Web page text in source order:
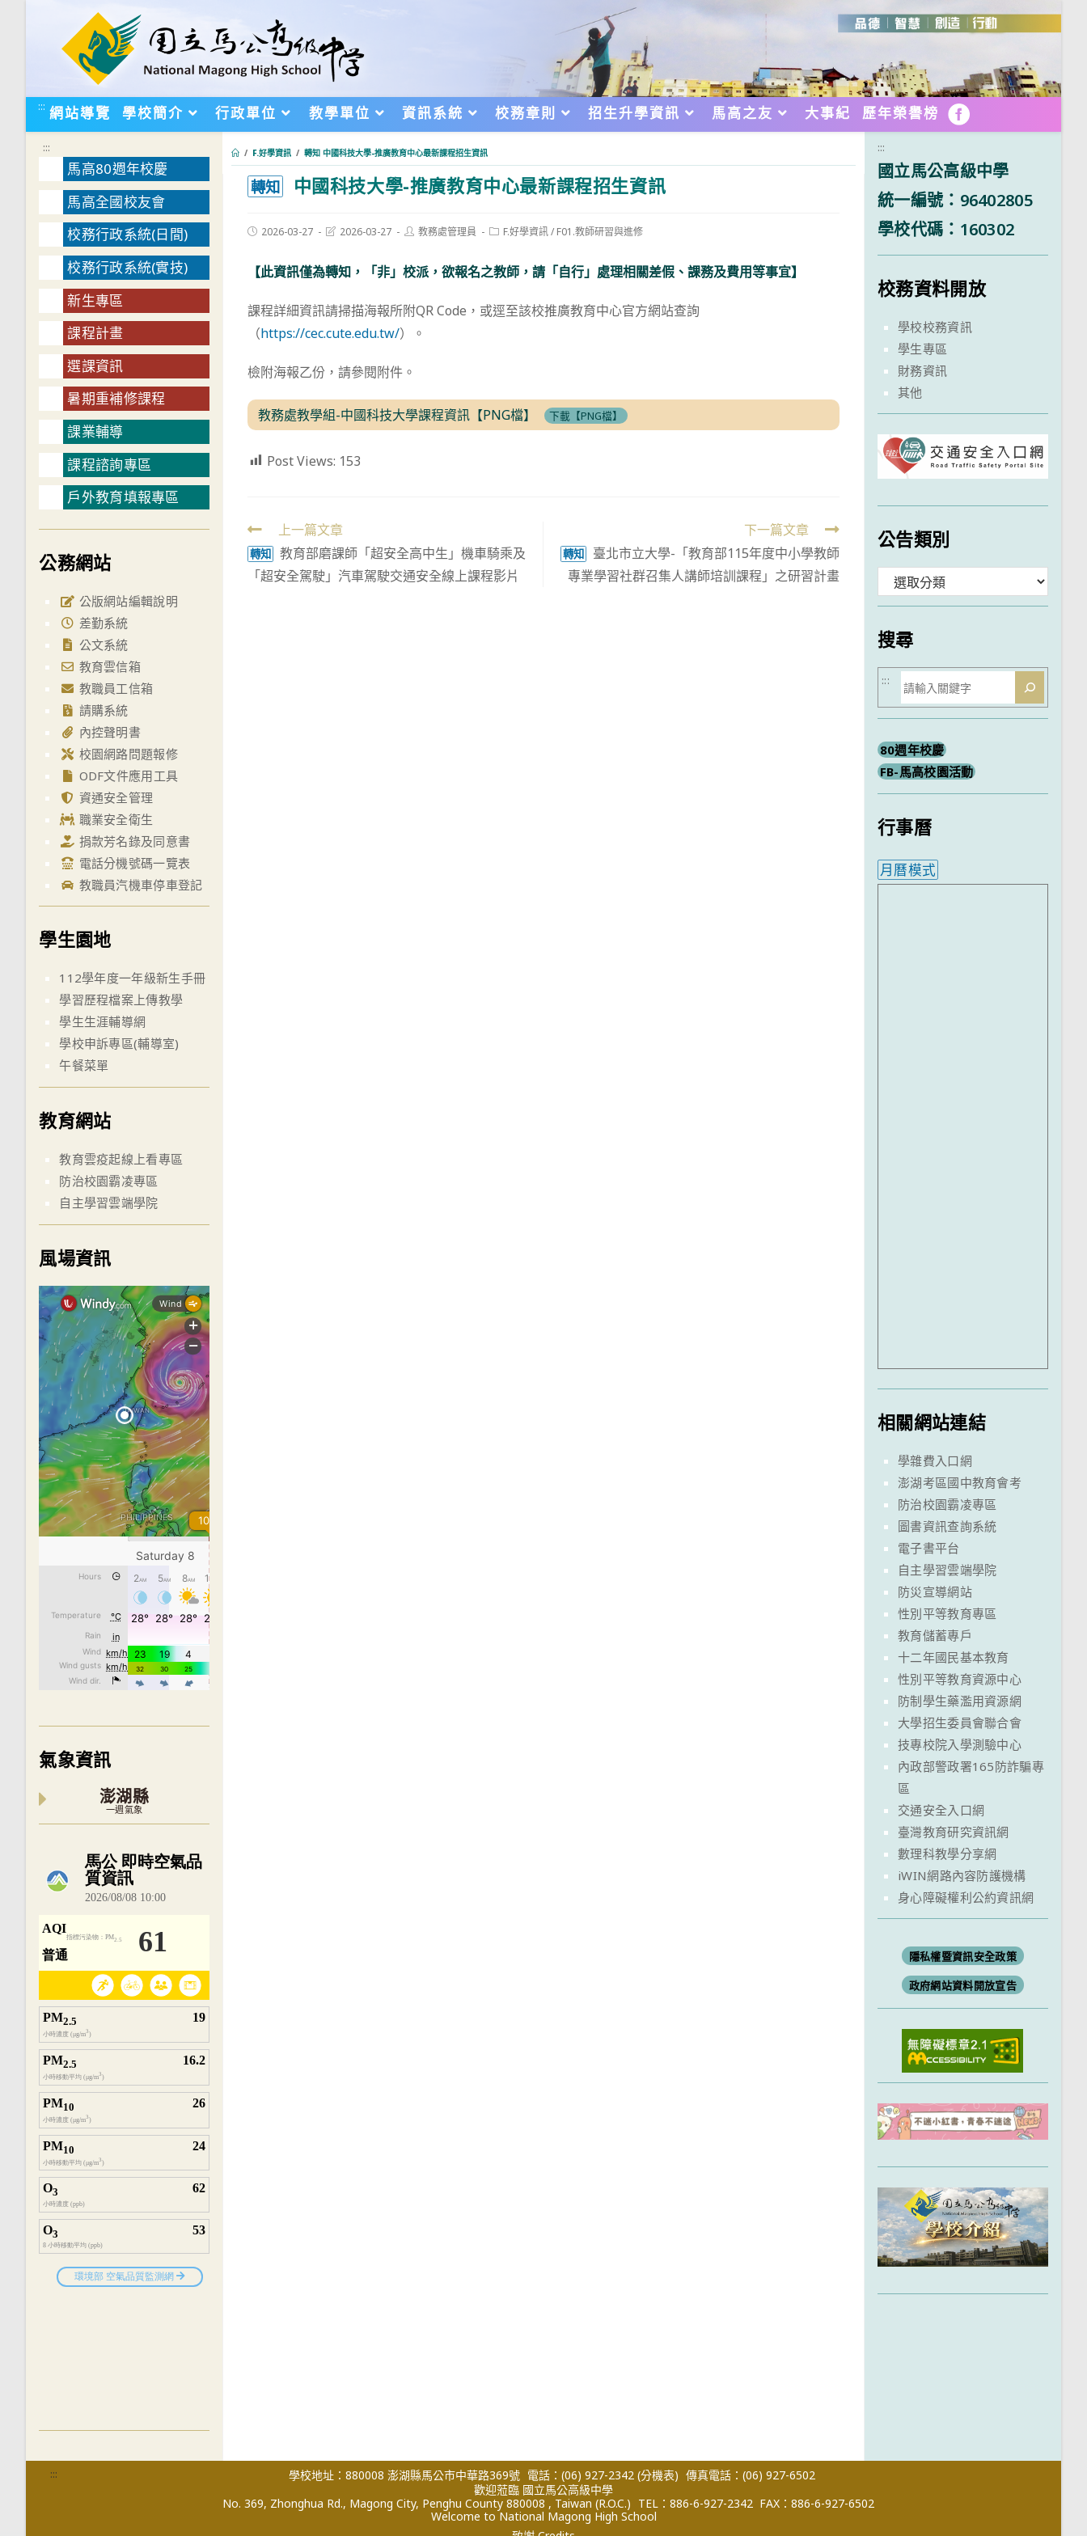
::: 網站導覽 學校簡介 行政單位 教學單位 資訊系統 校務章則 招生升學資訊 馬高之友 大事紀 歷年榮譽榜 FB
/ F.好學資訊 / 轉知 中國科技大學-推廣教育中心最新課程招生資訊
轉知 中國科技大學-推廣教育中心最新課程招生資訊
Post2026-03-27
Post2026-03-27
Post教務處管理員
PostF.好學資訊/ F01.教師研習與進修
【此資訊僅為轉知，「非」校派，欲報名之教師，請「自行」處理相關差假、課務及費用等事宜】
課程詳細資訊請掃描海報所附QR Code，或逕至該校推廣教育中心官方網站查詢
（https://cec.cute.edu.tw/）。
檢附海報乙份，請參閱附件。
教務處教學組-中國科技大學課程資訊【PNG檔】 下載【PNG檔】
Post Views: 153
Read
more
articles
上一篇文章
轉知
教育部磨課師「超安全高中生」機車騎乘及
「超安全駕駛」汽車駕駛交通安全線上課程影片
下一篇文章
轉知
臺北市立大學-「教育部115年度中小學教師
專業學習社群召集人講師培訓課程」之研習計畫
:::
馬高80週年校慶
馬高全國校友會
校務行政系統(日間)
校務行政系統(實技)
新生專區
課程計畫
選課資訊
暑期重補修課程
課業輔導
課程諮詢專區
戶外教育填報專區
公務網站
公版網站編輯說明
差勤系統
公文系統
教育雲信箱
教職員工信箱
請購系統
內控聲明書
校園網路問題報修
ODF文件應用工具
資通安全管理
職業安全衛生
捐款芳名錄及同意書
電話分機號碼一覽表
教職員汽機車停車登記
學生園地
112學年度一年級新生手冊
學習歷程檔案上傳教學
學生生涯輔導網
學校申訴專區(輔導室)
午餐菜單
教育網站
教育雲疫起線上看專區
防治校園霸凌專區
自主學習雲端學院
風場資訊
氣象資訊
澎湖縣
一週氣象
內嵌空氣品質小工具為視覺預覽，完整即時空氣品質資料請開啟
:::
國立馬公高級中學
統一編號：96402805
學校代碼：160302
校務資料開放
學校校務資訊
學生專區
財務資訊
其他
公告類別
類
搜尋
搜
尋
:::
80週年校慶
FB-馬高校園活動
行事曆
月曆模式
相關網站連結
學雜費入口網
澎湖考區國中教育會考
防治校園霸凌專區
圖書資訊查詢系統
電子書平台
自主學習雲端學院
防災宣導網站
性別平等教育專區
教育儲蓄專戶
十二年國民基本教育
性別平等教育資源中心
防制學生藥濫用資源網
大學招生委員會聯合會
技專校院入學測驗中心
內政部警政署165防詐騙專
區
交通安全入口網
臺灣教育研究資訊網
數理科教學分享網
iWIN網路內容防護機構
身心障礙權利公約資訊網
隱私權暨資訊安全政策
政府網站資料開放宣告
::: 學校地址：880008 澎湖縣馬公市中華路369號 電話：(06) 927-2342 (分機表) 傳真電話：(06) 927-6502
歡迎蒞臨 國立馬公高級中學
No. 369, Zhonghua Rd., Magong City, Penghu County 880008 , Taiwan (R.O.C.) TEL：886-6-927-2342 FAX：886-6-927-6502
Welcome to National Magong High School